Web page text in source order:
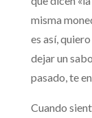
misma
es así,
dejar un
pasado, te
Cuando